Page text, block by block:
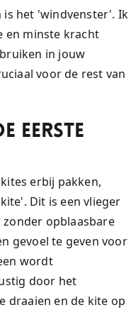
het 'windvenster'. Ik
en minste kracht
in jouw
voor de rest van
Eerste
erbij pakken,
Dit is een vlieger
opblaasbare
gevoel te geven voor
wordt
door het
draaien en de kite op